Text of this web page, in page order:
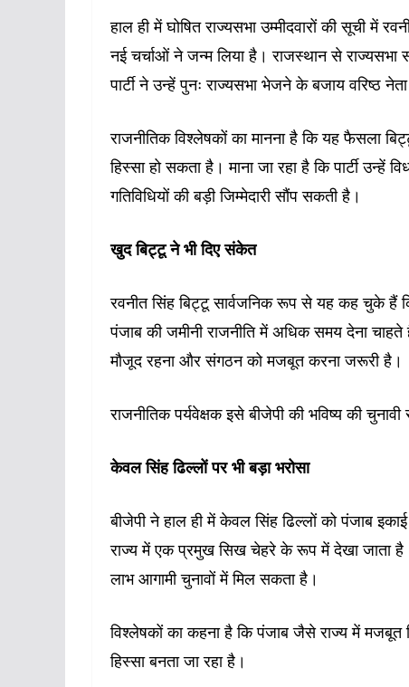
हाल ही में घोषित राज्यसभा उम्मीदवारों की सूची में
नई चर्चाओं ने जन्म लिया है। राजस्थान से
पार्टी ने उन्हें पुनः राज्यसभा भेजने के बजाय वरिष्ठ
राजनीतिक विश्लेषकों का मानना है कि यह फैसला
हिस्सा हो सकता है। माना जा रहा है कि पार्टी
गतिविधियों की बड़ी जिम्मेदारी सौंप सकती है।
खुद बिट्टू ने भी दिए संकेत
रवनीत सिंह बिट्टू सार्वजनिक रूप से यह कह चुके
पंजाब की जमीनी राजनीति में अधिक समय देना
मौजूद रहना और संगठन को मजबूत करना जरूरी है।
राजनीतिक पर्यवेक्षक इसे बीजेपी की भविष्य की
केवल सिंह ढिल्लों पर भी बड़ा भरोसा
बीजेपी ने हाल ही में केवल सिंह ढिल्लों को पंजाब
राज्य में एक प्रमुख सिख चेहरे के रूप में देखा जाता
लाभ आगामी चुनावों में मिल सकता है।
विश्लेषकों का कहना है कि पंजाब जैसे राज्य में मजबूत
हिस्सा बनता जा रहा है।